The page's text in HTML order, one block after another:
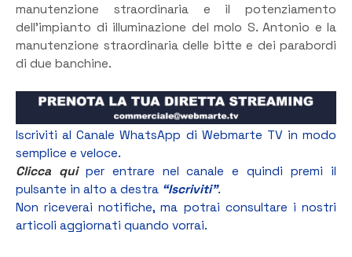
manutenzione straordinaria e il potenziamento
dell’impianto di illuminazione del molo S. Antonio e la
manutenzione straordinaria delle bitte e dei parabordi
di due banchine.
Iscriviti al Canale WhatsApp di Webmarte TV in modo
semplice e veloce.
Clicca quiper entrare nel canale e quindi premi il
pulsante in alto a destra “Iscriviti”.
Non riceverai notifiche, ma potrai consultare i nostri
articoli aggiornati quando vorrai.